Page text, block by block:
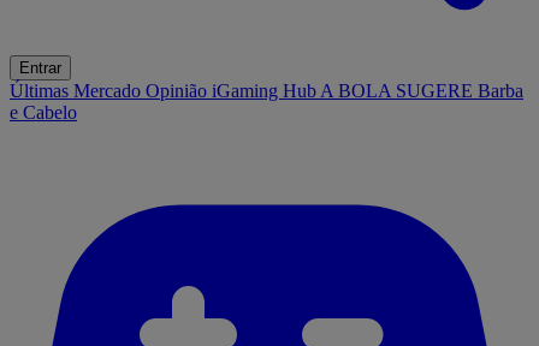
Entrar
Últimas Mercado Opinião iGaming Hub A BOLA SUGERE Barba
e Cabelo